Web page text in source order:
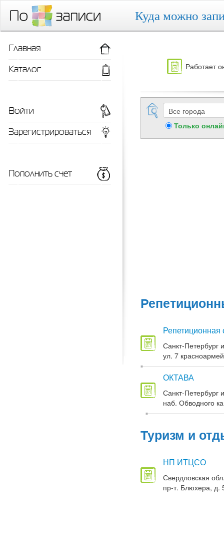
Куда можно
Работает
Только
Репетиционная
Санкт-Петербург
ул. 7
ОКТАВА
Санкт-Петербург
наб. Обводного
Туризм и
НП ИТЦСО
Свердловская
пр-т. Блюхера, д.
Главная
Каталог
Войти
Зарегистрироваться
Пополнить счет